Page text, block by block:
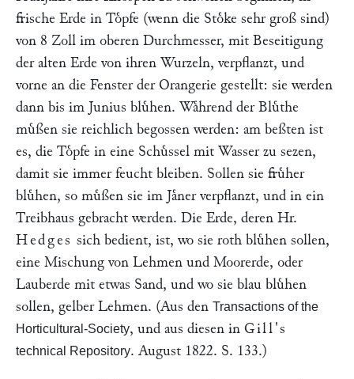
frische Erde in Toͤpfe (wenn die Stoͤke sehr groß sind)
von 8 Zoll im oberen Durchmesser, mit Beseitigung
der alten Erde von ihren Wurzeln, verpflanzt, und
vorne an die Fenster der Orangerie gestellt: sie werden
dann bis im Junius bluͤhen. Waͤhrend der Bluͤthe
muͤßen sie reichlich begossen werden: am beßten ist
es, die Toͤpfe in eine Schuͤssel mit Wasser zu sezen,
damit sie immer feucht bleiben. Sollen sie fruͤher
bluͤhen, so muͤßen sie im Jaͤner verpflanzt, und in ein
Treibhaus gebracht werden. Die Erde, deren Hr.
Hedges sich bedient, ist, wo sie roth bluͤhen sollen,
eine Mischung von Lehmen und Moorerde, oder
Lauberde mit etwas Sand, und wo sie blau bluͤhen
sollen, gelber Lehmen. (Aus den Transactions of the
Horticultural-Society, und aus diesen in Gill's
technical Repository. August 1822. S. 133.)